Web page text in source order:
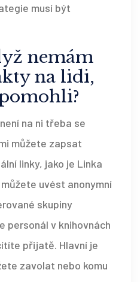
musí být
nemám
na lidi,
na ni třeba se
můžete zapsat
linky, jako je Linka
můžete uvést anonymní
skupiny
personál v knihovnách
přijatě. Hlavní je
zavolat nebo komu